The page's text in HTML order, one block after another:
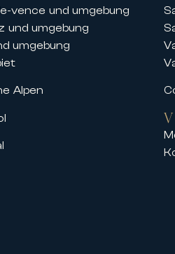
und Festivals in
der Französischen
in Cannes.
Apartments und -
Stadtzentrums, der
hochwertigem
vence und umgebung
und umgebung
umgebung
Alpen